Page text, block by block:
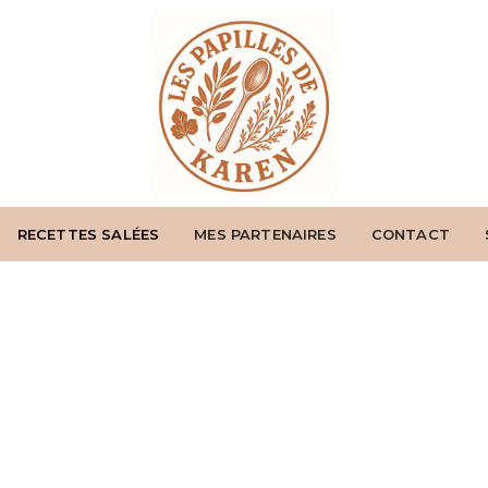
RECETTES SALÉES MES PARTENAIRES CONTACT